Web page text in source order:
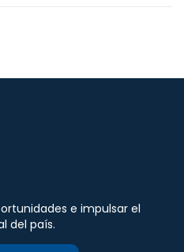
e impulsar el
del país.